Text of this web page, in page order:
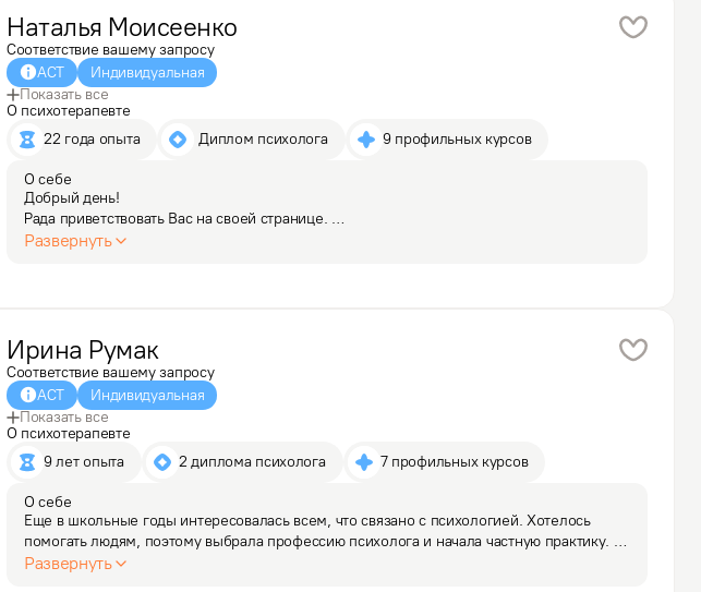
Наталья Моисеенко
Соответствие вашему запросу
АСТ
Индивидуальная
Показать все
О психотерапевте
22 года опыта
Диплом психолога 9 профильных курсов
О себе
Добрый день!
Рада приветствовать Вас на своей странице.
За годы практики…
Развернуть
Ирина Румак
Соответствие вашему запросу
АСТ
Индивидуальная
Показать все
О психотерапевте
9 лет опыта
2 диплома психолога 7 профильных курсов
О себе
Еще в школьные годы интересовалась всем, что связано с психологией. Хотелось
помогать людям, поэтому выбрала профессию психолога и начала частную практику.
Первое время также работала психологом в организации, участвовала в социальных
Развернуть